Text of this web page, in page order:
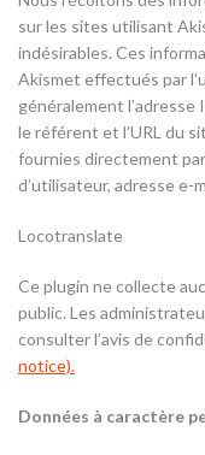
sur les sites utilisant
indésirables. Ces
Akismet effectués par
généralement l’adresse
le référent et l’URL du
fournies directement
d’utilisateur, adresse e-
Locotranslate
Ce plugin ne collecte
public. Les
consulter l’avis de
notice).
Données à caractère